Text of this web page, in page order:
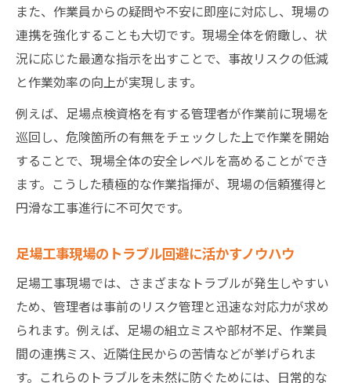
また、作業員からの疑問や不安に即座に対応し、現場の
連携を強化することも大切です。現場全体を俯瞰し、状
況に応じた最適な指示を出すことで、事故リスクの低減
と作業効率の向上が実現します。
例えば、足場点検資格を有する管理者が作業前に現場を
巡回し、危険箇所の有無をチェックした上で作業を開始
することで、現場全体の安全レベルを高めることができ
ます。こうした積極的な作業指揮が、現場の信頼獲得と
円滑な工事進行に不可欠です。
足場工事現場のトラブル回避に活かすノウハウ
足場工事現場では、さまざまなトラブルが発生しやすい
ため、管理者は事前のリスク管理と迅速な対応力が求め
られます。例えば、足場の組立ミスや部材不足、作業員
間の連携ミス、近隣住民からの苦情などが挙げられま
す。これらのトラブルを未然に防ぐためには、日常的な